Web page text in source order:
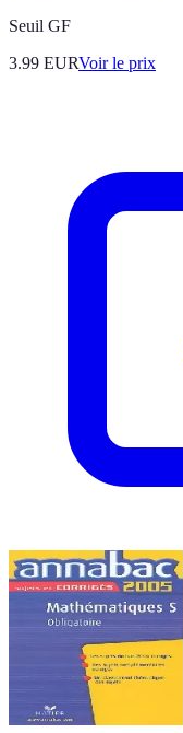
Seuil GF
3.99 EURVoir le prix